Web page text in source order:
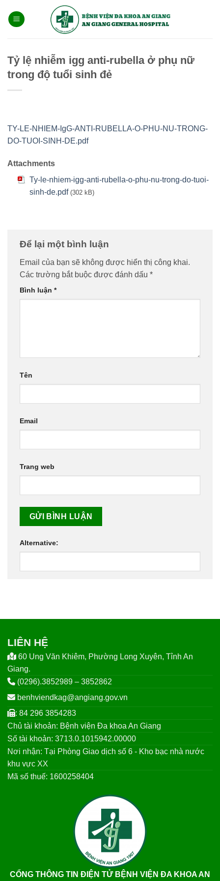
qua
Tỷ lệ nhiễm igg anti-rubella ở phụ nữ
trong độ tuổi sinh đẻ
TY-LE-NHIEM-IgG-ANTI-RUBELLA-O-PHU-NU-TRONG-
DO-TUOI-SINH-DE.pdf
Attachments
Ty-le-nhiem-igg-anti-rubella-o-phu-nu-trong-do-tuoi-
sinh-de.pdf (302 kB)
Để lại một bình luận
Email của bạn sẽ không được hiển thị công khai.
Các trường bắt buộc được đánh dấu *
Bình luận *
Tên
Email
Trang web
Alternative:
LIÊN HỆ
60 Ung Văn Khiêm, Phường Long Xuyên, Tỉnh An
Giang.
(0296).3852989 – 3852862
benhviendkag@angiang.gov.vn
: 84 296 3854283
Chủ tài khoản: Bệnh viện Đa khoa An Giang
Số tài khoản: 3713.0.1015942.00000
Nơi nhận: Tại Phòng Giao dịch số 6 - Kho bạc nhà nước
khu vực XX
Mã số thuế: 1600258404
CỔNG THÔNG TIN ĐIỆN TỬ BỆNH VIỆN ĐA KHOA AN